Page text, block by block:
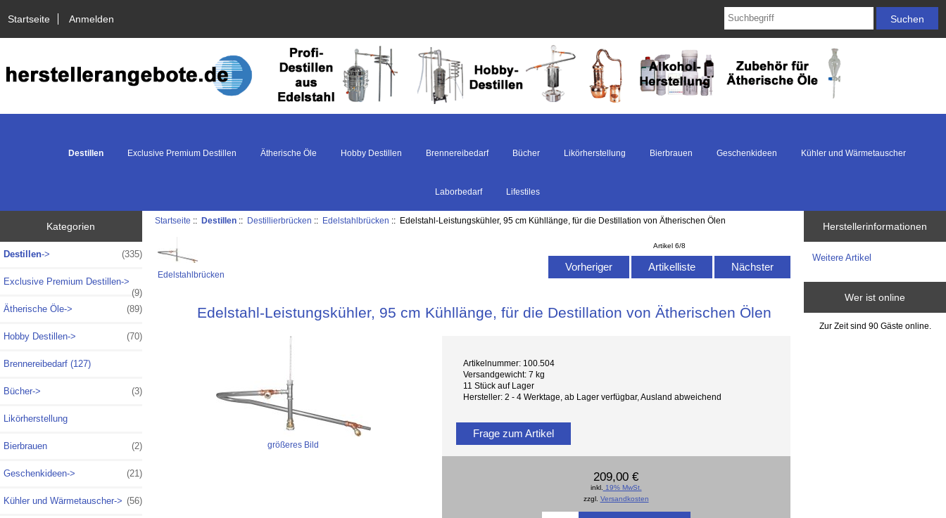
Startseite Anmelden
Destillen Exclusive Premium Destillen Ätherische Öle Hobby Destillen Brennereibedarf Bücher Likörherstellung Bierbrauen Geschenkideen Kühler und Wärmetauscher
Laborbedarf Lifestiles
Kategorien
Destillen-> (335)
Exclusive Premium Destillen->
(9)
Ätherische Öle->
(89)
Hobby Destillen-> (70)
Brennereibedarf (127)
Bücher-> (3)
Likörherstellung
Bierbrauen (2)
Geschenkideen-> (21)
Kühler und Wärmetauscher-> (56)
Startseite ::Destillen :: Destillierbrücken :: Edelstahlbrücken :: Edelstahl-Leistungskühler, 95 cm Kühllänge, für die Destillation von Ätherischen Ölen
Edelstahlbrücken
Artikel 6/8
Vorheriger Artikelliste Nächster
Edelstahl-Leistungskühler, 95 cm Kühllänge, für die Destillation von Ätherischen Ölen
größeres Bild
Artikelnummer: 100.504
Versandgewicht: 7 kg
11 Stück auf Lager
Hersteller: 2 - 4 Werktage, ab Lager verfügbar, Ausland abweichend
Frage zum Artikel
209,00 €
inkl. 19% MwSt.
zzgl. Versandkosten
Herstellerinformationen
Weitere Artikel
Wer ist online
Zur Zeit sind 90 Gäste online.